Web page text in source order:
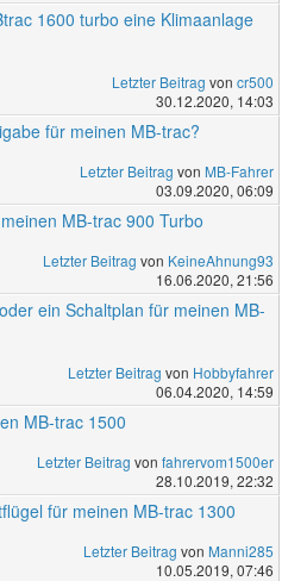
1600 turbo eine Klimaanlage
Letzter Beitrag von cr500
30.12.2020, 14:03
für meinen MB-trac?
Letzter Beitrag von MB-Fahrer
03.09.2020, 06:09
MB-trac 900 Turbo
Letzter Beitrag von KeineAhnung93
16.06.2020, 21:56
ein Schaltplan für meinen MB-
Letzter Beitrag von Hobbyfahrer
06.04.2020, 14:59
MB-trac 1500
Letzter Beitrag von fahrervom1500er
28.10.2019, 22:32
für meinen MB-trac 1300
Letzter Beitrag von Manni285
10.05.2019, 07:46